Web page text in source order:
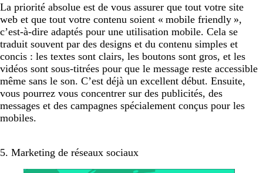
La priorité absolue est de vous assurer que tout votre site
web et que tout votre contenu soient « mobile friendly »,
c’est-à-dire adaptés pour une utilisation mobile. Cela se
traduit souvent par des designs et du contenu simples et
concis : les textes sont clairs, les boutons sont gros, et les
vidéos sont sous-titrées pour que le message reste accessible
même sans le son. C’est déjà un excellent début. Ensuite,
vous pourrez vous concentrer sur des publicités, des
messages et des campagnes spécialement conçus pour les
mobiles.
5. Marketing de réseaux sociaux